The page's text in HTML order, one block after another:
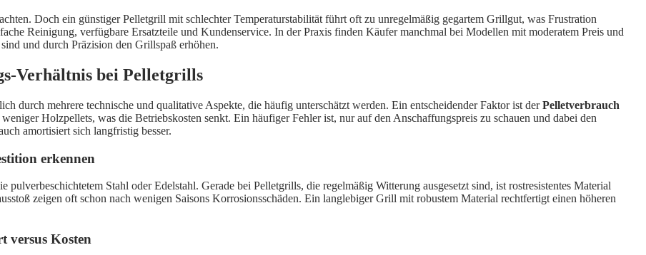
Doch ein günstiger Pelletgrill mit schlechter Temperaturstabilität führt oft zu unregelmäßig gegartem Grillgut, was Frustration
Reinigung, verfügbare Ersatzteile und Kundenservice. In der Praxis finden Käufer manchmal bei Modellen mit moderatem Preis und
und durch Präzision den Grillspaß erhöhen.
Verhältnis bei Pelletgrills
durch mehrere technische und qualitative Aspekte, die häufig unterschätzt werden. Ein entscheidender Faktor ist derPelletverbrauch
Holzpellets, was die Betriebskosten senkt. Ein häufiger Fehler ist, nur auf den Anschaffungspreis zu schauen und dabei den
amortisiert sich langfristig besser.
erkennen
Stahl oder Edelstahl. Gerade bei Pelletgrills, die regelmäßig Witterung ausgesetzt sind, ist rostresistentes Material
zeigen oft schon nach wenigen Saisons Korrosionsschäden. Ein langlebiger Grill mit robustem Material rechtfertigt einen höheren
versus Kosten